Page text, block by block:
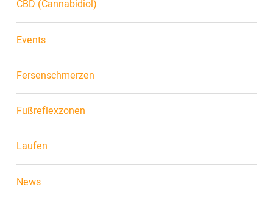
CBD (Cannabidiol)
Events
Fersenschmerzen
Fußreflexzonen
Laufen
News